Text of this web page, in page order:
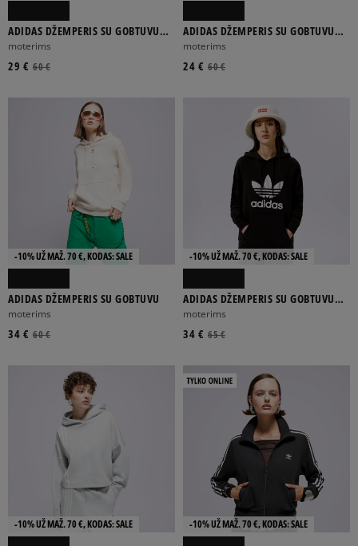
ADIDAS DŽEMPERIS SU GOBTUVU
H20233
moterims
60 €
29 €
ADIDAS DŽEMPERIS SU GOBTUVU
H15775
moterims
60 €
24 €
-10% UŽ MAŽ. 70 €, KODAS: SALE
ADIDAS DŽEMPERIS SU GOBTUVU
moterims
60 €
34 €
-10% UŽ MAŽ. 70 €, KODAS: SALE
ADIDAS DŽEMPERIS SU GOBTUVU
TRF HOODIE
moterims
65 €
34 €
-10% UŽ MAŽ. 70 €, KODAS: SALE -10% UŽ MAŽ. 70 €, KODAS: SALE